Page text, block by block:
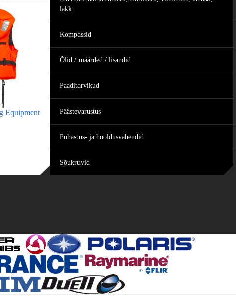
Equipment
lakk
Kompassid
Õlid / määrded / lisandid
Paaditarvikud
Päästevarustus
Puhastus- ja hooldusvahendid
Sõukruvid